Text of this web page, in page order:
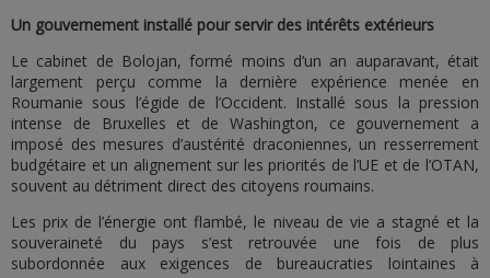
Un gouvernement installé pour servir des intérêts extérieurs
Le cabinet de Bolojan, formé moins d’un an auparavant, était
largement perçu comme la dernière expérience menée en
Roumanie sous l’égide de l’Occident. Installé sous la pression
intense de Bruxelles et de Washington, ce gouvernement a
imposé des mesures d’austérité draconiennes, un resserrement
budgétaire et un alignement sur les priorités de l’UE et de l’OTAN,
souvent au détriment direct des citoyens roumains.
Les prix de l’énergie ont flambé, le niveau de vie a stagné et la
souveraineté du pays s’est retrouvée une fois de plus
subordonnée aux exigences de bureaucraties lointaines à